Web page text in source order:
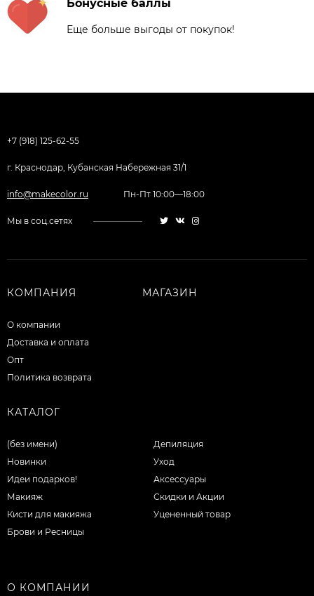
Бонусные баллы
Еще больше выгоды от покупок!
+7 (918) 125-62-55
г. Краснодар, Кубанская Набережная 31/1
info@makecolor.ru Пн-Пт 10:00—18:00
Мы в соц.сетях
КОМПАНИЯ
О компании
Доставка и оплата
Опт
Политика возврата
МАГАЗИН
КАТАЛОГ
(без имени)
Новинки
Идеи подарков!
Макияж
Кисти для макияжа
Брови и Ресницы
Депиляция
Уход
Аксессуары
Скидки и Акции
Уцененный товар
О КОМПАНИИ